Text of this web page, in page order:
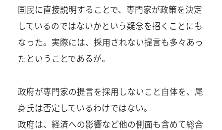
国民に直接説明することで、専門家が政策を決定
しているのではないかという疑念を招くことにも
なった。実際には、採用されない提言も多々あっ
たということであるが。
政府が専門家の提言を採用しないこと自体を、尾
身氏は否定しているわけではない。
政府は、経済への影響など他の側面も含めて総合